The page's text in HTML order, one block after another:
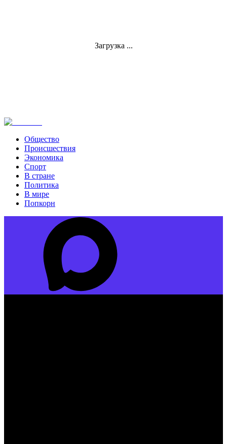
Загрузка ...
Общество
Происшествия
Экономика
Спорт
В стране
Политика
В мире
Попкорн